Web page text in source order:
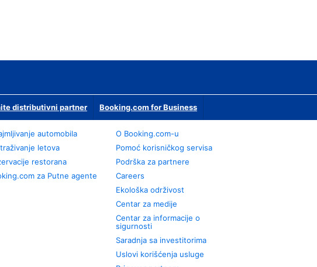
distributivni partner Booking.com for Business
automobila
letova
restorana
za Putne agente
О Booking.com-u
Pomoć korisničkog servisa
Podrška za partnere
Careers
Ekološka održivost
Centar za medije
Centar za informacije o
sigurnosti
Saradnja sa investitorima
Uslovi korišćenja usluge